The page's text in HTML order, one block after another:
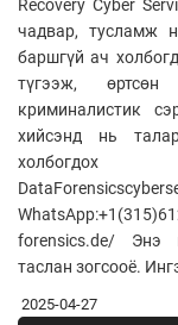
Recovery Cyber
чадвар, тусламж
баршгүй ач
түгээж, өртсөн
криминалистик
хийсэнд нь
forensics.de/ Энэ
таслан зогсооё.
2025-04-27